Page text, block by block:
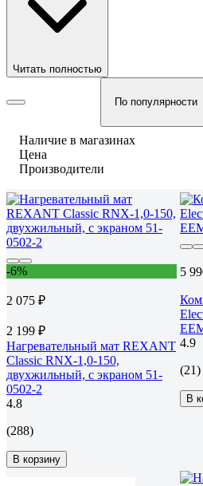
Читать полностью
По популярности
Наличие в магазинах
Цена
Производители
-6%
2 075 ₽
2 199 ₽
Нагревательный мат REXANT
Classic RNX-1,0-150,
двухжильный, с экраном 51-
0502-2
4.8
(288)
В корзину
5
4.9
(21)
В